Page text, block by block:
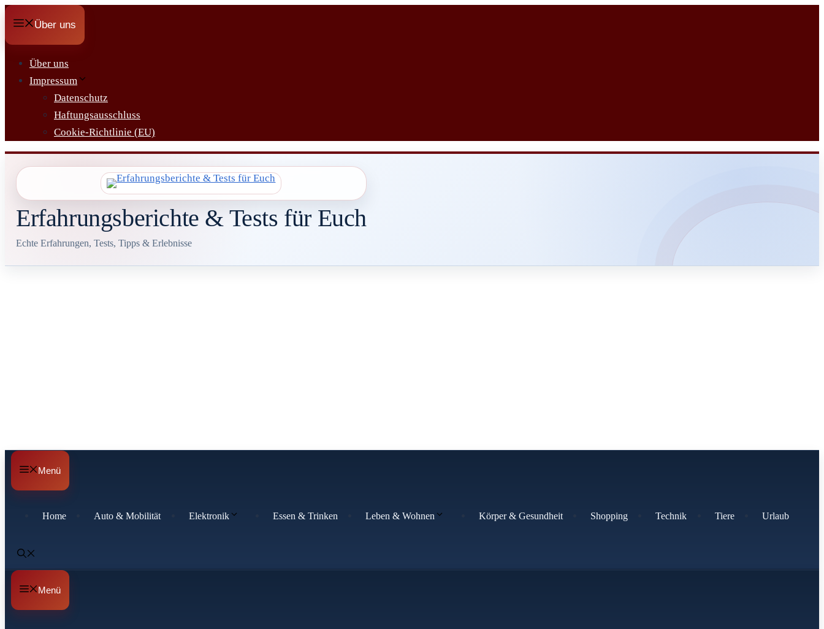
Zum
Inhalt
springen
Über uns
Über uns
Impressum
Datenschutz
Haftungsausschluss
Cookie-Richtlinie (EU)
Erfahrungsberichte & Tests für Euch
Echte Erfahrungen, Tests, Tipps & Erlebnisse
Menü
Home Auto & Mobilität Elektronik Essen & Trinken Leben & Wohnen Körper & Gesundheit Shopping Technik Tiere Urlaub
Menü